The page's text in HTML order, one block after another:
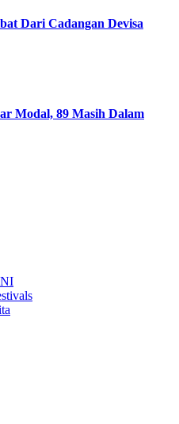
Dari Cadangan Devisa
Modal, 89 Masih Dalam